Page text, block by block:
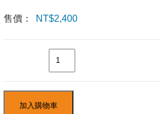
售價： NT$2,400
加入購物車